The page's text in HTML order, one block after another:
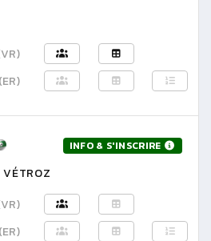
(ER)
INFO & S'INSCRIRE
(ER)